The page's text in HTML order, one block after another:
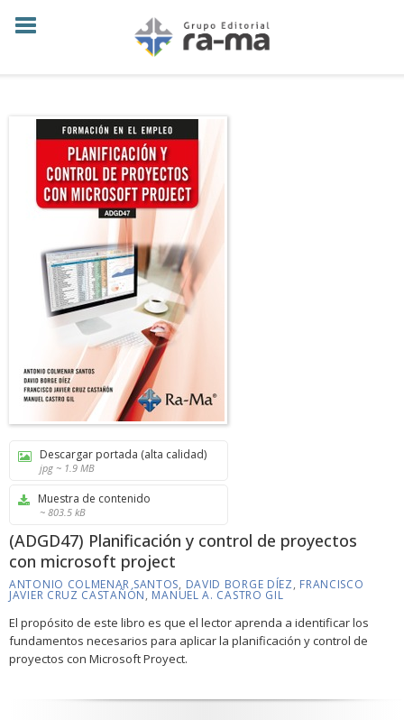
Descargar portada (alta calidad)
jpg ~ 1.9 MB
Muestra de contenido
~ 803.5 kB
(ADGD47) Planificación y control de proyectos
con microsoft project
ANTONIO COLMENAR SANTOS, DAVID BORGE DÍEZ, FRANCISCO
JAVIER CRUZ CASTAÑÓN, MANUEL A. CASTRO GIL
El propósito de este libro es que el lector aprenda a identificar los
fundamentos necesarios para aplicar la planificación y control de
proyectos con Microsoft Proyect.